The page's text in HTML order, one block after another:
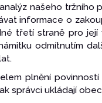
našeho
informace o
třetí straně pro
odmítnutím
plnění
správci ukládají